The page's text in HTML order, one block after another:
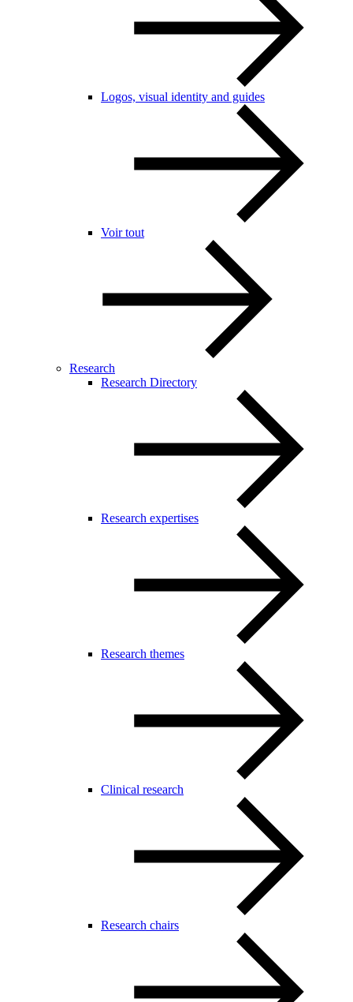
Logos, visual identity and guides
Voir tout
Research
Research Directory
Research expertises
Research themes
Clinical research
Research chairs